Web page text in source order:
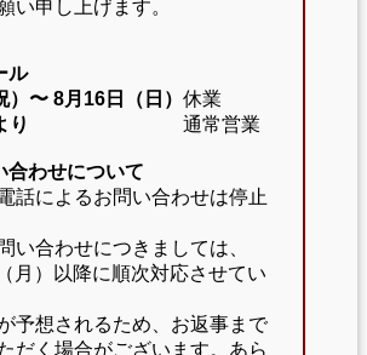
い申し上げます。
ル
）〜 8月16日（日） 休業
り
通常営業
合わせについて
話によるお問い合わせは停止
い合わせにつきましては、
月）以降に順次対応させてい
予想されるため、お返事まで
だく場合がございます。あら